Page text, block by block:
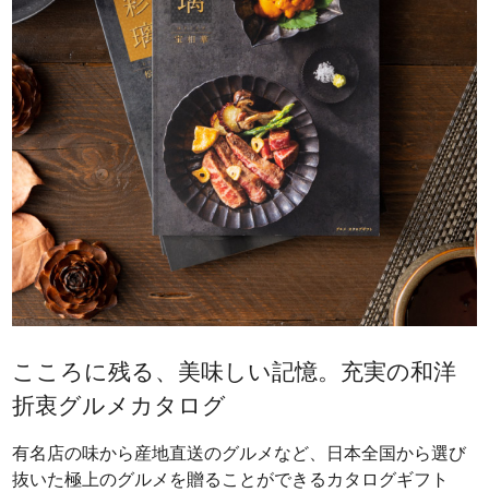
こころに残る、美味しい記憶。充実の和洋
折衷グルメカタログ
有名店の味から産地直送のグルメなど、日本全国から選び
抜いた極上のグルメを贈ることができるカタログギフト